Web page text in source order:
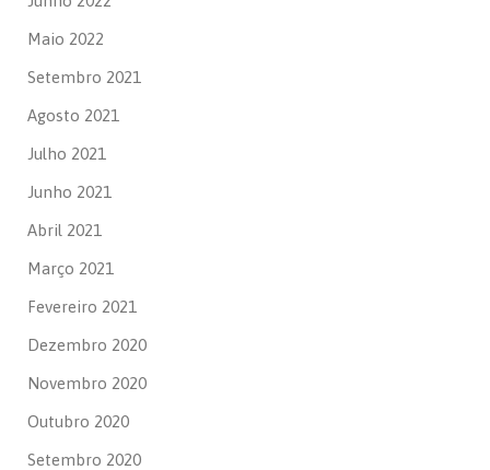
Maio 2022
Setembro 2021
Agosto 2021
Julho 2021
Junho 2021
Abril 2021
Março 2021
Fevereiro 2021
Dezembro 2020
Novembro 2020
Outubro 2020
Setembro 2020